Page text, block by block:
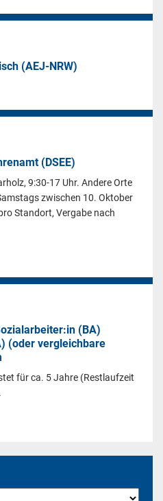
(AEJ-NRW)
(DSEE)
9:30-17 Uhr. Andere Orte
zwischen 10. Oktober
Standort, Vergabe nach
(BA)
(oder vergleichbare
für ca. 5 Jahre (Restlaufzeit